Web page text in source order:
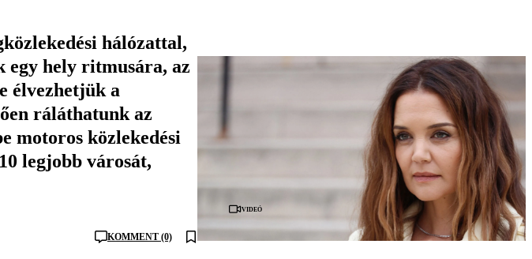
hálózattal,
egy hely ritmusára, az
élvezhetjük a
ráláthatunk az
motoros közlekedési
legjobb városát,
KOMMENT (0)
Videó